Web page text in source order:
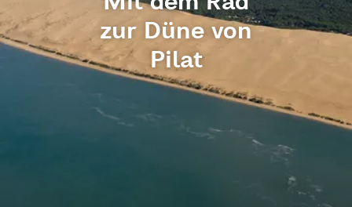
zur Düne von
Pilat